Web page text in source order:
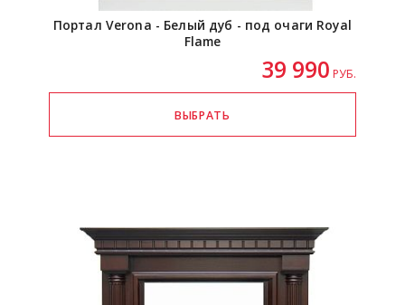
Портал Verona - Белый дуб - под очаги Royal
Flame
39 990 РУБ.